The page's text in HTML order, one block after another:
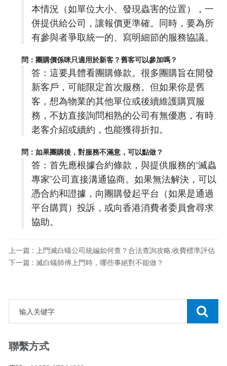
本情況（如單位大小、發現蟲害的位置），一
併提供給公司，讓報價更準確。同時，要為所
有參與者爭取統一的、寫明細節的服務協議。
問：團購價係咪只適用於新客？舊客可以參加嗎？
答：這要具體看團購條款。很多團購旨在開發
新客戶，可能限定首次服務。但如果你是舊
客，想為物業的其他單位或後續維護購買服
務，不妨直接詢問相熟的公司有無優惠，有時
老客介紹或續約，也能獲得折扣。
問：如果團購後，對服務不滿意，可以點做？
答：首先應根據合約條款，與提供服務的“滅蟲
專家”公司直接溝通協商。如果無法解決，可以
憑合約和證據，向團購發起平台（如果是通過
平台購買）投訴，或向香港消費者委員會尋求
協助。
上一篇 : 上門滅白蟻公司統編如何查？合法查詢攻略,收費標準評估
下一篇 : 滅白蟻師傅上門時，哪些事絕對不能做？
聯繫方式